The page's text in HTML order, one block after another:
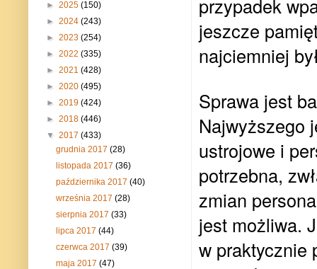
przypadek
jeszcze
najciemniej
Sprawa jest
Najwyższego
ustrojowe i
potrzebna,
zmian
jest możliwa.
w praktycznie
► 2025 (150)
► 2024 (243)
► 2023 (254)
► 2022 (335)
► 2021 (428)
► 2020 (495)
► 2019 (424)
► 2018 (446)
▼ 2017 (433)
grudnia 2017(28)
listopada 2017(36)
października 2017(40)
września 2017(28)
sierpnia 2017(33)
lipca 2017(44)
czerwca 2017(39)
maja 2017(47)